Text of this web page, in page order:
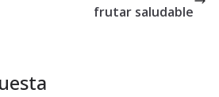
frutar saludable